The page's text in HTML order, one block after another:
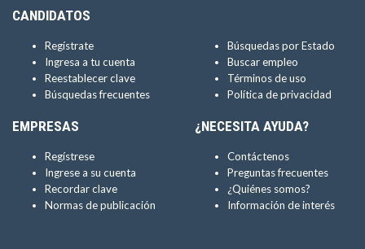
CANDIDATOS
Regístrate
Ingresa a tu cuenta
Reestablecer clave
Búsquedas frecuentes
Búsquedas por Estado
Buscar empleo
Términos de uso
Política de privacidad
EMPRESAS
Regístrese
Ingrese a su cuenta
Recordar clave
Normas de publicación
¿NECESITA AYUDA?
Contáctenos
Preguntas frecuentes
¿Quiénes somos?
Información de interés